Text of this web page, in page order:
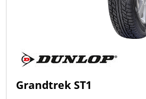
Grandtrek ST1